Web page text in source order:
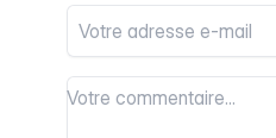
Votre email
Votre commentaire
Votre commentaire